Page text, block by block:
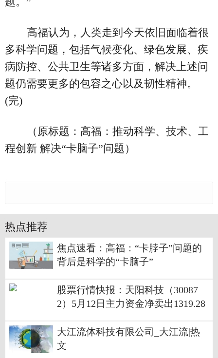
高福认为，人类走到今天依旧面临着很
多科学问题，包括气候变化、绿色发展、疾
病防控、公共卫生等诸多方面，解决上述问
题仍需要更多的包容之心以及韧性精神。
(完)
（原标题：高福：推动科学、技术、工
程创新 解决“卡脑子”问题）
热点推荐
焦点速看：高福：“卡脖子”问题的
背后是科学的“卡脑子”
股票行情快报：天阳科技（30087
2）5月12日主力资金净卖出1319.28
大江流体科技有限公司_大江流|热
文